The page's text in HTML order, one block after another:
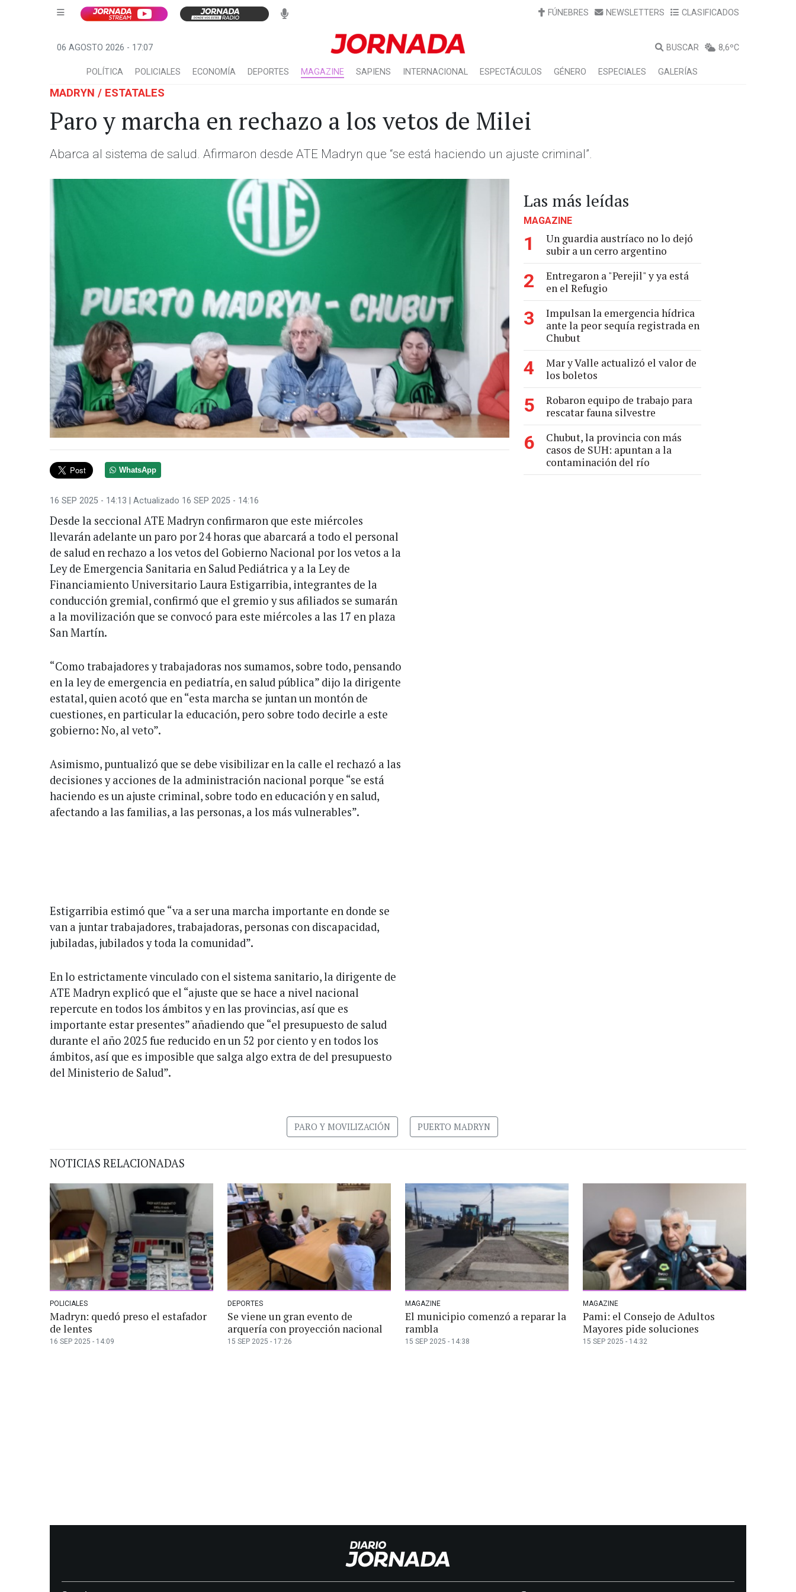
FÚNEBRES NEWSLETTERS CLASIFICADOS
06 AGOSTO 2026 - 17:07 BUSCAR 8,6ºC
POLÍTICA POLICIALES ECONOMÍA DEPORTES MAGAZINE SAPIENS INTERNACIONAL ESPECTÁCULOS GÉNERO ESPECIALES GALERÍAS
MADRYN / ESTATALES
Paro y marcha en rechazo a los vetos de Milei
Abarca al sistema de salud. Afirmaron desde ATE Madryn que “se está haciendo un ajuste criminal”.
WhatsApp
16 SEP 2025 - 14:13 | Actualizado 16 SEP 2025 - 14:16
Desde la seccional ATE Madryn confirmaron que este miércoles
llevarán adelante un paro por 24 horas que abarcará a todo el personal
de salud en rechazo a los vetos del Gobierno Nacional por los vetos a la
Ley de Emergencia Sanitaria en Salud Pediátrica y a la Ley de
Financiamiento Universitario Laura Estigarribia, integrantes de la
conducción gremial, confirmó que el gremio y sus afiliados se sumarán
a la movilización que se convocó para este miércoles a las 17 en plaza
San Martín.
“Como trabajadores y trabajadoras nos sumamos, sobre todo, pensando
en la ley de emergencia en pediatría, en salud pública” dijo la dirigente
estatal, quien acotó que en “esta marcha se juntan un montón de
cuestiones, en particular la educación, pero sobre todo decirle a este
gobierno: No, al veto”.
Asimismo, puntualizó que se debe visibilizar en la calle el rechazó a las
decisiones y acciones de la administración nacional porque “se está
haciendo es un ajuste criminal, sobre todo en educación y en salud,
afectando a las familias, a las personas, a los más vulnerables”.
Estigarribia estimó que “va a ser una marcha importante en donde se
van a juntar trabajadores, trabajadoras, personas con discapacidad,
jubiladas, jubilados y toda la comunidad”.
En lo estrictamente vinculado con el sistema sanitario, la dirigente de
ATE Madryn explicó que el “ajuste que se hace a nivel nacional
repercute en todos los ámbitos y en las provincias, así que es
importante estar presentes” añadiendo que “el presupuesto de salud
durante el año 2025 fue reducido en un 52 por ciento y en todos los
ámbitos, así que es imposible que salga algo extra de del presupuesto
del Ministerio de Salud”.
Las más leídas
MAGAZINE
1
Un guardia austríaco no lo dejó
subir a un cerro argentino
2
Entregaron a "Perejil" y ya está
en el Refugio
3
Impulsan la emergencia hídrica
ante la peor sequía registrada en
Chubut
4
Mar y Valle actualizó el valor de
los boletos
5
Robaron equipo de trabajo para
rescatar fauna silvestre
6
Chubut, la provincia con más
casos de SUH: apuntan a la
contaminación del río
PARO Y MOVILIZACIÓN PUERTO MADRYN
NOTICIAS RELACIONADAS
POLICIALES
Madryn: quedó preso el estafador
de lentes
16 SEP 2025 - 14:09
DEPORTES
Se viene un gran evento de
arquería con proyección nacional
15 SEP 2025 - 17:26
MAGAZINE
El municipio comenzó a reparar la
rambla
15 SEP 2025 - 14:38
MAGAZINE
Pami: el Consejo de Adultos
Mayores pide soluciones
15 SEP 2025 - 14:32